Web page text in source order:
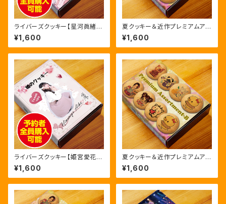
ライバーズクッキー【星河眞緒】
初回限定版
¥1,600
夏クッキー＆近作プレミアムアソ
ートA
¥1,600
ライバーズクッキー【姫宮愛花】
初回限定版
¥1,600
夏クッキー＆近作プレミアムアソ
ートB
¥1,600